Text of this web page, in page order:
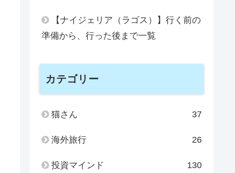
【ナイジェリア（ラゴス）】行く前の
準備から、行った後まで一覧
カテゴリー
猫さん 37
海外旅行 26
投資マインド 130